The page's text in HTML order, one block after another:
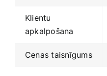
Klientu
apkalpošana
Cenas taisnīgums